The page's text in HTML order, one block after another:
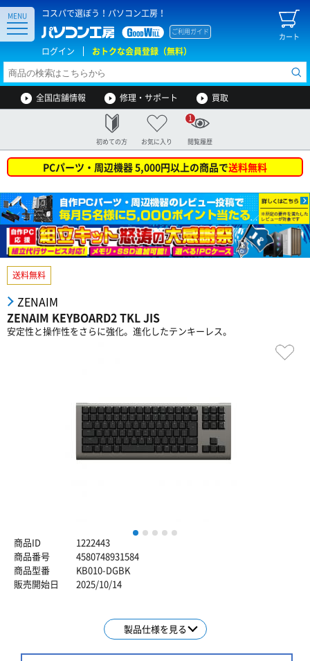
コスパで選ぼう！パソコン工房！
カート
ご利用ガイド
ログイン おトクな会員登録（無料）
MENU
全国店舗情報 修理・サポート 買取
初めての方 お気に入り 閲覧履歴
1
PCパーツ・周辺機器 5,000円以上の商品で送料無料
送料無料
ZENAIM
ZENAIM KEYBOARD2 TKL JIS
安定性と操作性をさらに強化。進化したテ ンキーレス。
1 2 3 4
商品ID
1222443
商品番号
4580748931584
商品型番
KB010-DGBK
販売開始日
2025/10/14
製品仕様を見る